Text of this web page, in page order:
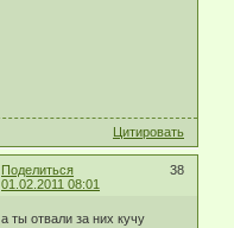
Цитировать
Поделиться
38
01.02.2011 08:01
а ты отвали за них кучу